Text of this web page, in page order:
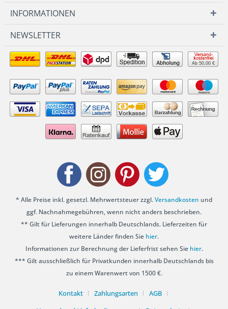
INFORMATIONEN
NEWSLETTER
Ab 50,00 €
* Alle Preise inkl. gesetzl. Mehrwertsteuer zzgl.Versandkosten und
ggf. Nachnahmegebühren, wenn nicht anders beschrieben.
** Gilt für Lieferungen innerhalb Deutschlands. Lieferzeiten für
weitere Länder finden Sie hier.
Informationen zur Berechnung der Lieferfrist sehen Sie hier.
*** Gilt ausschließlich für Privatkunden innerhalb Deutschlands bis
zu einem Warenwert von 1500 €.
Kontakt Zahlungsarten
AGB